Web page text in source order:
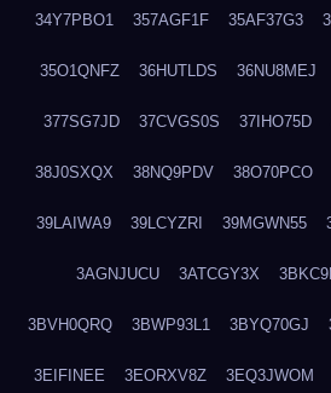
34Y7PBO1 357AGF1F 35AF37G3
35O1QNFZ 36HUTLDS 36NU8MEJ
377SG7JD 37CVGS0S 37IHO75D
38J0SXQX 38NQ9PDV 38O70PCO
39LAIWA9 39LCYZRI 39MGWN55
3AGNJUCU 3ATCGY3X
3BVH0QRQ 3BWP93L1 3BYQ70GJ
3EIFINEE 3EORXV8Z 3EQ3JWOM